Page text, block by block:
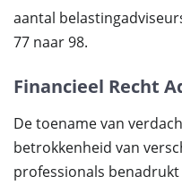
aantal
77 naar 98.
Financieel Recht
De toename van
betrokkenheid van
professionals